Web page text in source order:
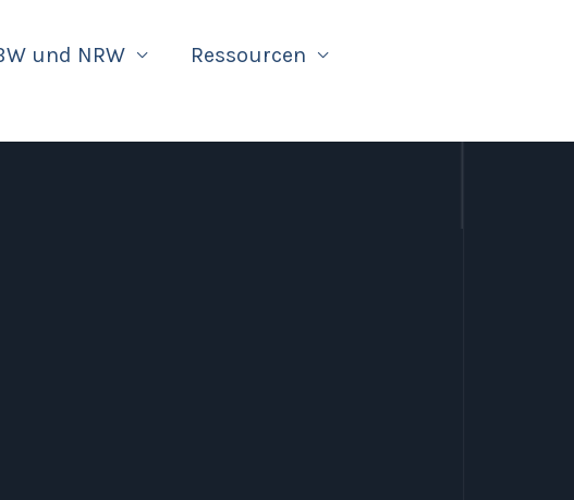
und NRW
Ressourcen